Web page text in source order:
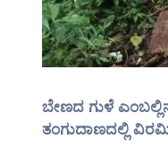
ಬೇಣದ ಗುಳೆ
ತಂಗುದಾಣದಲ್ಲಿ